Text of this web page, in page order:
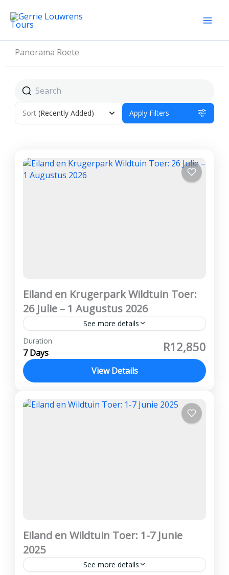
content
Panorama Roete
Sort (Recently Added) Apply Filters
Eiland en Krugerpark Wildtuin Toer:
26 Julie – 1 Augustus 2026
See more details
Vanaf R12,850 per persoon wat deel Deposito
R3 000 Afbetalings kan gedoen word Geen
kansellasie fooie word gehef ATKV Eiland,
Panorama Roete, Hazyview, Krugerpark
Kruger Wildtuin,Panorama Roete
Duration
7 Days R12,850
View Details
Eiland en Wildtuin Toer: 1-7 Junie
2025
See more details